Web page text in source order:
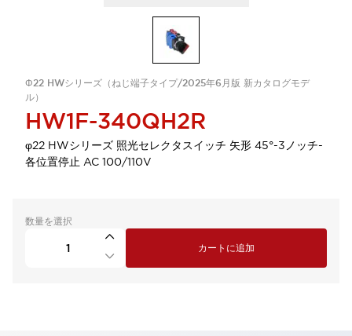
Φ22 HWシリーズ（ねじ端子タイプ/2025年6月版 新カタログモデ
ル）
HW1F-340QH2R
φ22 HWシリーズ 照光セレクタスイッチ 矢形 45°-3ノッチ-
各位置停止 AC 100/110V
数量を選択
カートに追加